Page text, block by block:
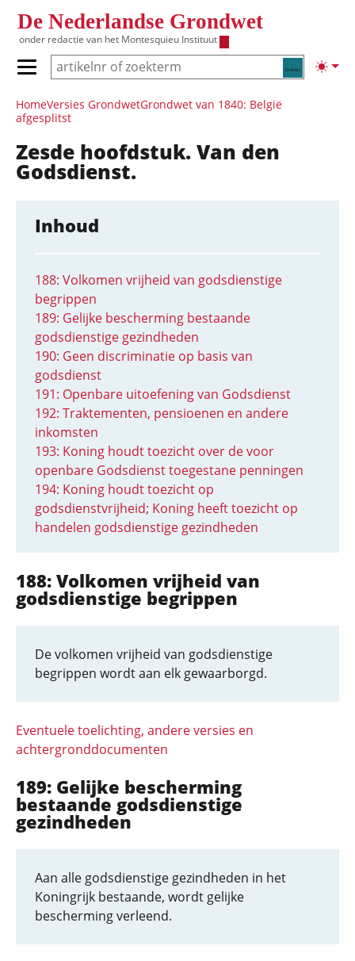
De Nederlandse Grondwet
onder redactie van het Montesquieu Instituut
Zoeken
Primair menu tonen/verbergen
Hoofdnavigatie
HomeVersies GrondwetGrondwet van 1840: België
afgesplitst
Zesde hoofdstuk. Van den
Godsdienst.
Inhoud
188: Volkomen vrijheid van godsdienstige
begrippen
189: Gelijke bescherming bestaande
godsdienstige gezindheden
190: Geen discriminatie op basis van
godsdienst
191: Openbare uitoefening van Godsdienst
192: Traktementen, pensioenen en andere
inkomsten
193: Koning houdt toezicht over de voor
openbare Godsdienst toegestane penningen
194: Koning houdt toezicht op
godsdienstvrijheid; Koning heeft toezicht op
handelen godsdienstige gezindheden
188: Volkomen vrijheid van
godsdienstige begrippen
De volkomen vrijheid van godsdienstige
begrippen wordt aan elk gewaarborgd.
Eventuele toelichting, andere versies en
achtergronddocumenten
189: Gelijke bescherming
bestaande godsdienstige
gezindheden
Aan alle godsdienstige gezindheden in het
Koningrijk bestaande, wordt gelijke
bescherming verleend.